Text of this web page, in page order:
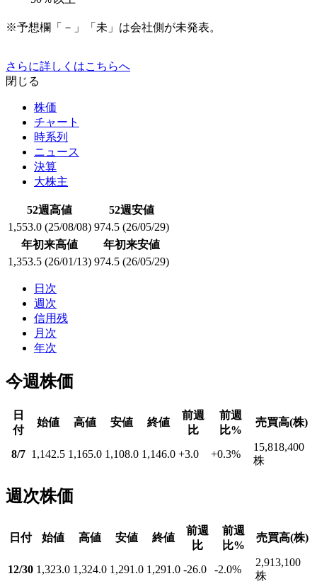
※予想欄「－」「未」は会社側が未発表。
さらに詳しくはこちらへ
閉じる
株価
チャート
時系列
ニュース
決算
大株主
52週高値
52週安値
1,553.0 (25/08/08) 974.5 (26/05/29)
年初来高値
年初来安値
1,353.5 (26/01/13) 974.5 (26/05/29)
日次
週次
信用残
月次
年次
今週株価
日
付
始値 高値 安値 終値
前週
比
前週
比%
売買高(株)
8/7 1,142.5 1,165.0 1,108.0 1,146.0 +3.0 +0.3%
15,818,400
株
週次株価
日付 始値 高値 安値 終値
前週
比
前週
比%
売買高(株)
12/30 1,323.0 1,324.0 1,291.0 1,291.0 -26.0 -2.0%
2,913,100
株